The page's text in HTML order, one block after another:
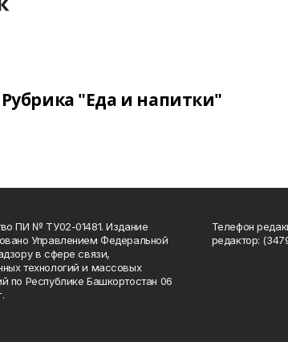
Рубрика "Еда и напитки"
ПИ № ТУ02-01481. Издание
Управлением Федеральной
в сфере связи,
технологий и массовых
по Республике Башкортостан 06
Телефон
редактор: